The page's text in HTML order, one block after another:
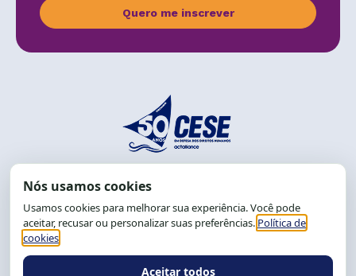
Quero me inscrever
End.: R. da Graça, 150. Graça
CEP: 40.150-055
Salvador-BA, Brasil.
Tel.: (71) 2104-5457, Cel.: (71) 9 9239-2104 ou 2105
Expediente: 8h às 12h e 13 às 17h.